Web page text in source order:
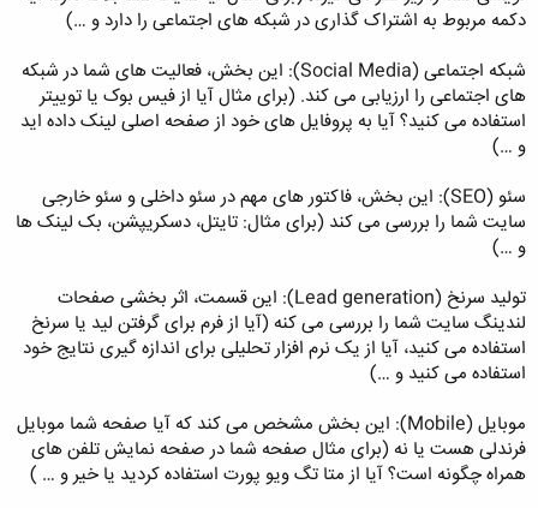
دکمه مربوط به اشتراک گذاری در شبکه های اجتماعی را دارد و …)
شبکه اجتماعی (Social Media): این بخش، فعالیت های شما در شبکه
های اجتماعی را ارزیابی می کند. (برای مثال آیا از فیس بوک یا توییتر
استفاده می کنید؟ آیا به پروفایل های خود از صفحه اصلی لینک داده اید
و …)
سئو (SEO): این بخش، فاکتور های مهم در سئو داخلی و سئو خارجی
سایت شما را بررسی می کند (برای مثال: تایتل، دسکریپشن، بک لینک ها
و …)
تولید سرنخ (Lead generation): این قسمت، اثر بخشی صفحات
لندینگ سایت شما را بررسی می کنه (آیا از فرم برای گرفتن لید یا سرنخ
استفاده می کنید، آیا از یک نرم افزار تحلیلی برای اندازه گیری نتایج خود
استفاده می کنید و …)
موبایل (Mobile): این بخش مشخص می کند که آیا صفحه شما موبایل
فرندلی هست یا نه (برای مثال صفحه شما در صفحه نمایش تلفن های
همراه چگونه است؟ آیا از متا تگ ویو پورت استفاده کردید یا خیر و … )